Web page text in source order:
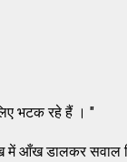
भटक रहे हैं । "
आँख डालकर सवाल